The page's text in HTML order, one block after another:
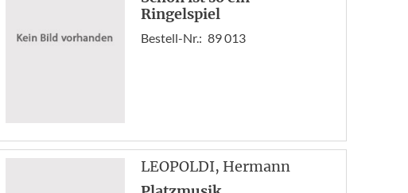
Ringelspiel
Bestell-Nr.: 89 013
LEOPOLDI, Hermann